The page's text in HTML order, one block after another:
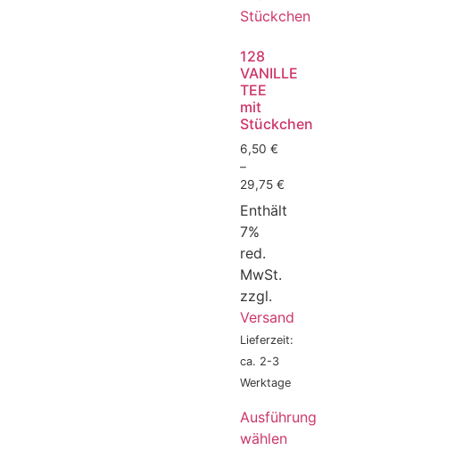
128
VANILLE
TEE
mit
Stückchen
6,50 €
–
29,75 €
Enthält
7%
red.
MwSt.
zzgl.
Versand
Lieferzeit:
ca. 2-3
Werktage
Ausführung
wählen